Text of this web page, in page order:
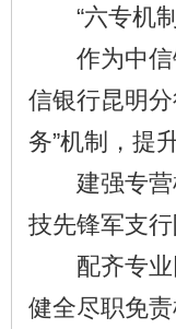
“六专机制
作为中信银
信银行昆明
务”机制，提
建强专营
技先锋军支
配齐专业
健全尽职免